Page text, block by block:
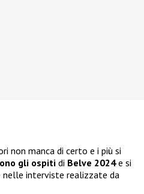
non manca di certo e i più si
gli ospiti di Belve 2024e si
nelle interviste realizzate da